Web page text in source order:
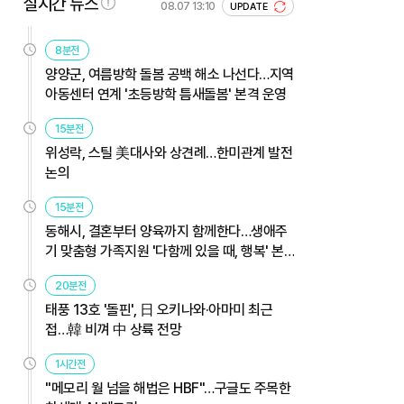
08.07 13:10 UPDATE
8분전
양양군, 여름방학 돌봄 공백 해소 나선다…지역
아동센터 연계 '초등방학 틈새돌봄' 본격 운영
15분전
위성락, 스틸 美대사와 상견례…한미관계 발전
논의
15분전
동해시, 결혼부터 양육까지 함께한다…생애주
기 맞춤형 가족지원 '다함께 있을 때, 행복' 본
격 운영
20분전
태풍 13호 '돌핀', 日 오키나와·아마미 최근
접…韓 비껴 中 상륙 전망
1시간전
"메모리 월 넘을 해법은 HBF"…구글도 주목한